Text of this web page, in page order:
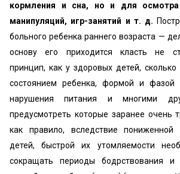
кормления и сна, но и для осмотра
манипуляций, игр-занятий и т. д.
больного ребенка раннего возраста —
основу его приходится класть не
принцип, как у здоровых детей, сколько
состоянием ребенка, формой и фазой
нарушения питания и многими
предусмотреть которые заранее очень
как правило, вследствие пониженной
детей, быстрой их утомляемости
сокращать периоды бодрствования и